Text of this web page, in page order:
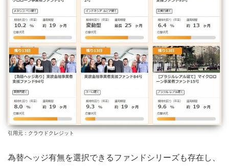
引用元：クラウドクレジット
為替ヘッジ有無を選択できるファンドシリーズも存在し、